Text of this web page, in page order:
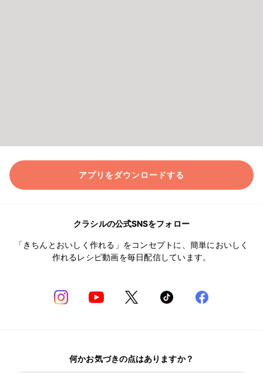
アプリをダウンロードする
クラシルの公式SNSをフォロー
「きちんとおいしく作れる」をコンセプトに、簡単においしく
作れるレシピ動画を毎日配信しています。
何かお気づきの点はありますか？